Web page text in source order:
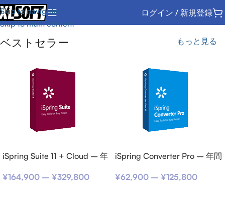
Skip to navigation
Skip to main content
ログイン / 新規登録
ベストセラー もっと見る
iSpring Suite 11 + Cloud – 年
¥164,900 – ¥329,800
iSpring Converter Pro – 年間
¥62,900 – ¥125,800